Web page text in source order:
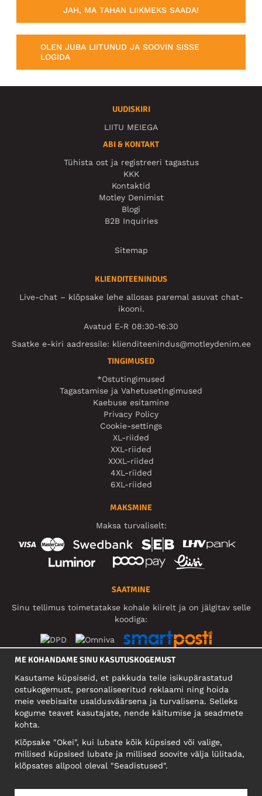
JAH, MA TAHAN LIIKMEKS SAADA!
OLEN JUBA LIITUNUD JA SOOVIN SISSE
LOGIDA
UUDISKIRI
LIITU MEIEGA
ABI & KONTAKT
Tühista ost ja registreeri tagastus
KKK
Kontaktid
Motley Denimist
Blogi
B2B Inquiries
Sitemap
KLIENDITEENINDUS
Live-chat – klõpsake lehe allosas paremal asuvat chat-
ikooni.
Avatud E-R 08:30-16:30
Saatke e-kiri aadressile: klienditeenindus@motleydenim.ee
TINGIMUSED
*Ostutingimused
Tagastamise ja Vahetusetingimused
Kaebuse esitamine
Privacy Policy
Cookie-settings
XL-riided
XXL-riided
XXXL-riided
4XL-riided
6XL-riided
MAKSMINE
Maksa turvaliselt:
SAATMINE
Sinu tellimus toimetatakse kohale kiirelt ja on jälgitav selle
koodiga:
FIRMA
Mäeküla tn 9, EE-13525 Tallinn
Reg: 17449603, KMKR: EE102960721
ME KOHANDAME SINU KASUTUSKOGEMUST
Kasutame küpsiseid, et pakkuda teile isikupärastatud
ostukogemust, personaliseeritud reklaami ning hoida
meie veebisaite usaldusväärsena ja turvalisena. Selleks
kogume teavet kasutajate, nende käitumise ja seadmete
kohta.
Klõpsake "Okei", kui lubate kõik küpsised või valige,
millised küpsised lubate ja millised soovite välja lülitada,
klõpsates allpool oleval "Seadistused".